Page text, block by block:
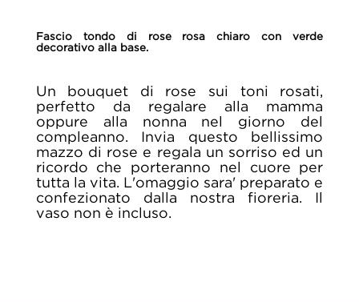
Fascio tondo di rose rosa chiaro con verde
decorativo alla base.
Un bouquet di rose sui toni rosati,
perfetto da regalare alla mamma
oppure alla nonna nel giorno del
compleanno. Invia questo bellissimo
mazzo di rose e regala un sorriso ed un
ricordo che porteranno nel cuore per
tutta la vita. L'omaggio sara' preparato e
confezionato dalla nostra fioreria. Il
vaso non è incluso.